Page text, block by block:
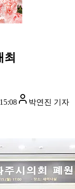
박연진 기자